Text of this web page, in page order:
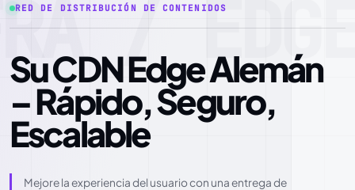
/
RED DE DISTRIBUCIÓN DE CONTENIDOS
Su CDN Edge Alemán
– Rápido, Seguro,
Escalable
Mejore la experiencia del usuario con una entrega de